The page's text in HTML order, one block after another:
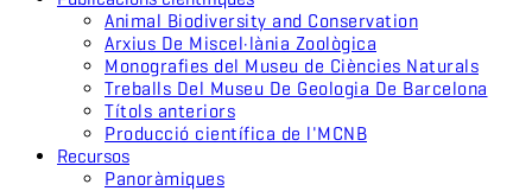
Animal Biodiversity and Conservation
Arxius De Miscel·lània Zoològica
Monografies del Museu de Ciències Naturals
Treballs Del Museu De Geologia De Barcelona
Títols anteriors
Producció científica de l'MCNB
Recursos
Panoràmiques